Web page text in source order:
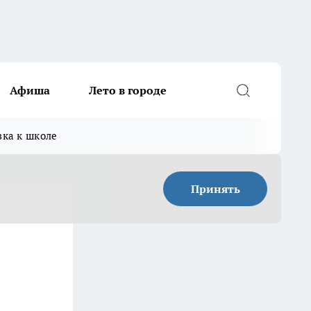
Афиша Лето в городе
к школе
Принять